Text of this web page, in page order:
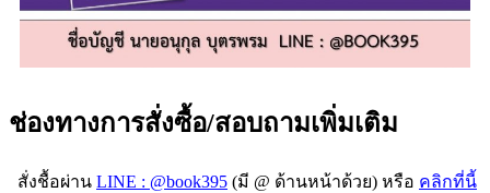
ช่องทางการสั่งซื้อ/สอบถามเพิ่มเติม
สั่งชื้อผ่าน LINE : @book395 (มี @ ด้านหน้าด้วย) หรือ คลิกที่นี้